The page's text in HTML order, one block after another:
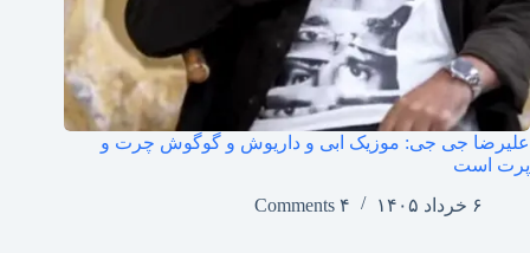
علیرضا جی جی: موزیک ابی و داریوش و گوگوش چرت و
پرت است
۶ خرداد ۱۴۰۵
۴ Comments